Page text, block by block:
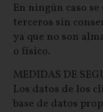
En ningún caso
terceros sin
ya que no son
o físico.
MEDIDAS DE
Los datos de los
base de datos